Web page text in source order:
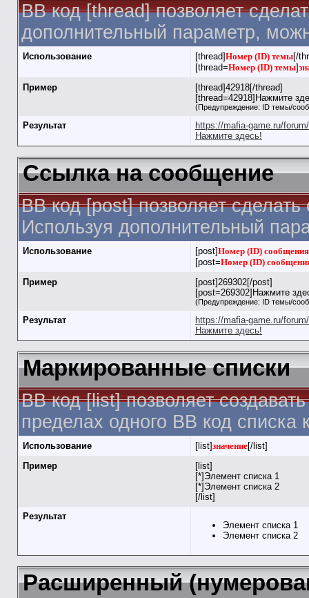
BB код [thread] позволяет
дополнительный параметр,
Использование [thread]Номер (ID) темы[/
[thread=Номер (ID) темы]
Пример
[thread]42918[/thread]
[thread=42918]Нажмите
(Предупреждение: ID темы/
Результат
https://mafia-game.ru/
Нажмите здесь!
Ссылка на сообщение
BB код [post] позволяет
Используя дополнительный
Использование [post]Номер (ID) сообщения
[post=Номер (ID)
Пример
[post]269302[/post]
[post=269302]Нажмите
(Предупреждение: ID темы/
Результат
https://mafia-game.ru/
Нажмите здесь!
Маркированные списки
BB код [list] позволяет
пределах одного BB код
Использование [list]значение[/list]
Пример
[list]
[*]Элемент списка 1
[*]Элемент списка 2
[/list]
Результат
Элемент списка 1
Элемент списка 2
Расширенный